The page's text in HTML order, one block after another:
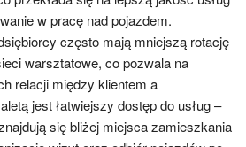
w pracę nad pojazdem.
często mają mniejszą rotację
warsztatowe, co pozwala na
relacji między klientem a
jest łatwiejszy dostęp do usług –
się bliżej miejsca zamieszkania